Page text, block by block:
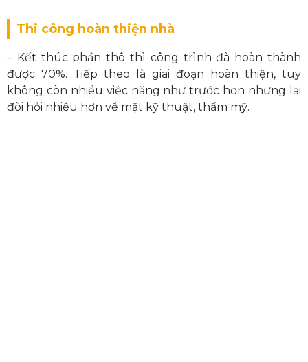
Thi công hoàn thiện nhà
– Kết thúc phần thô thì công trình đã hoàn thành
được 70%. Tiếp theo là giai đoạn hoàn thiện, tuy
không còn nhiều việc nặng như trước hơn nhưng lại
đòi hỏi nhiều hơn về mặt kỹ thuật, thẩm mỹ.